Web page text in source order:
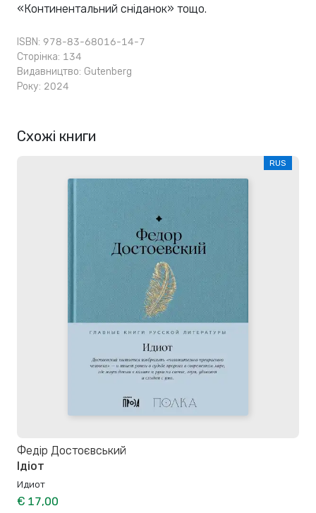
«Континентальний сніданок» тощо.
ISBN: 978-83-68016-14-7
Сторінка: 134
Видавництво: Gutenberg
Року: 2024
Схожі книги
RUS
Федір Достоєвський
Ідіот
Идиот
€ 17,00